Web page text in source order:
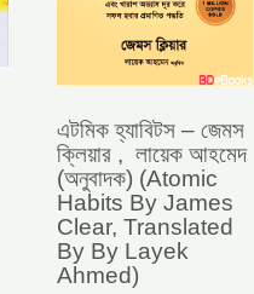
এটমিক হ্যাবিটস – জেমস
ক্লিয়ার , লায়েক আহমেদ
(অনুবাদক) (Atomic
Habits By James
Clear, Translated
By By Layek
Ahmed)
JAMES
CLEAR,
TRANSLATED
BY
BY
LAYEK
AHMED)